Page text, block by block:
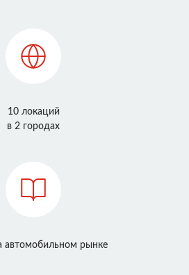
10 локаций
в 2 городах
автомобильном рынке